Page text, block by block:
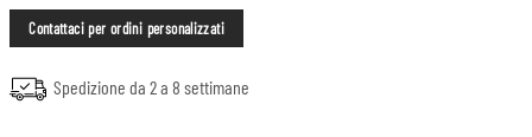
Contattaci per ordini personalizzati
Spedizione da 2 a 8 settimane